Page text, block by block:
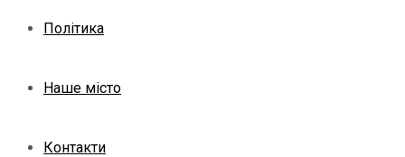
Політика
Наше місто
Контакти